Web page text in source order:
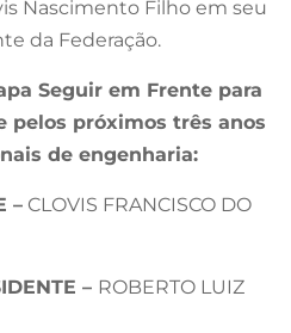
Nascimento Filho em seu
da Federação.
Seguir em Frente para
pelos próximos três anos
de engenharia:
– CLOVIS FRANCISCO DO
– ROBERTO LUIZ